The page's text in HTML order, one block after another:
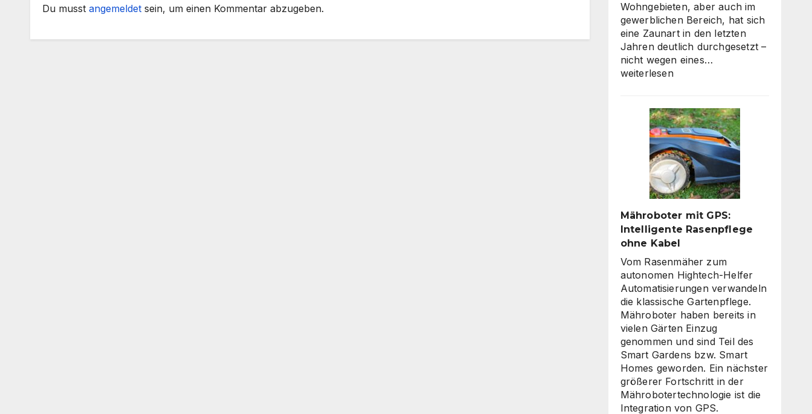
Du musst angemeldet sein, um einen Kommentar abzugeben.
Wohngebieten, aber auch im
gewerblichen Bereich, hat sich
eine Zaunart in den letzten
Jahren deutlich durchgesetzt –
nicht wegen eines…
Linien
wieder
gefragt
sind
weiterlesen
Mähroboter mit GPS:
Intelligente Rasenpflege
ohne Kabel
Vom Rasenmäher zum
autonomen Hightech-Helfer
Automatisierungen verwandeln
die klassische Gartenpflege.
Mähroboter haben bereits in
vielen Gärten Einzug
genommen und sind Teil des
Smart Gardens bzw. Smart
Homes geworden. Ein nächster
größerer Fortschritt in der
Mährobotertechnologie ist die
Integration von GPS.